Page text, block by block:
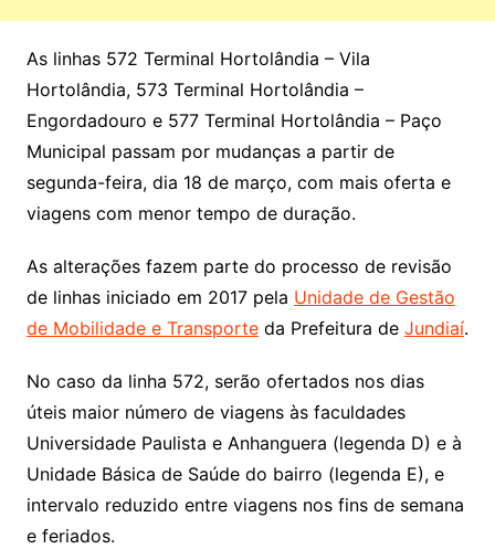
As linhas 572 Terminal Hortolândia – Vila
Hortolândia, 573 Terminal Hortolândia –
Engordadouro e 577 Terminal Hortolândia – Paço
Municipal passam por mudanças a partir de
segunda-feira, dia 18 de março, com mais oferta e
viagens com menor tempo de duração.
As alterações fazem parte do processo de revisão
de linhas iniciado em 2017 pela Unidade de Gestão
de Mobilidade e Transporteda Prefeitura de Jundiaí.
No caso da linha 572, serão ofertados nos dias
úteis maior número de viagens às faculdades
Universidade Paulista e Anhanguera (legenda D) e à
Unidade Básica de Saúde do bairro (legenda E), e
intervalo reduzido entre viagens nos fins de semana
e feriados.